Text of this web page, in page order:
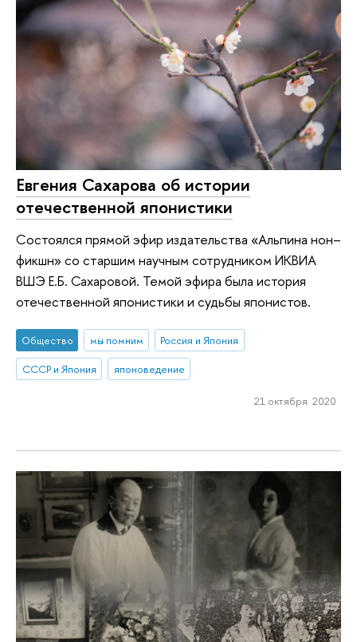
Евгения Сахарова об истории
отечественной японистики
Состоялся прямой эфир издательства «Альпина нон–
фикшн» со старшим научным сотрудником ИКВИА
ВШЭ Е.Б. Сахаровой. Темой эфира была история
отечественной японистики и судьбы японистов.
Общество мы помним
Россия и Япония
СССР и Япония
японоведение
21 октября 2020